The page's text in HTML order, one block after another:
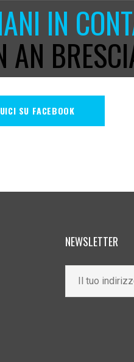
IN
AN
SU FACEBOOK
NEWSLETTER